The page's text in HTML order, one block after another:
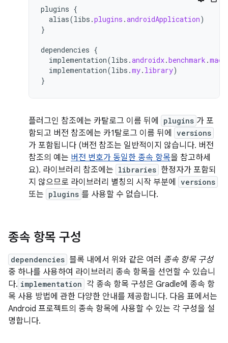
plugins {
alias(libs .plugins .androidApplication)
}
dependencies {
implementation(libs .androidx.benchmark .
implementation(libs .my. library)
}
플러그인 참조에는 카탈로그 이름 뒤에 plugins 가 포
함되고 버전 참조에는 카1탈로그 이름 뒤에
versions
가 포함됩니다 (버전 참조는 일반적이지 않습니다. 버전
참조의 예는 버전 번호가 동일한 종속 항목을 참고하세
요). 라이브러리 참조에는 libraries 한정자가 포함되
지 않으므로 라이브러리 별칭의 시작 부분에
versions
또는 plugins 를 사용할 수 없습니다.
종속 항목 구성
dependencies 블록 내에서 위와 같은 여러 종속 항목 구성
중 하나를 사용하여 라이브러리 종속 항목을 선언할 수 있습니
다. implementation 각 종속 항목 구성은 Gradle에 종속 항
목 사용 방법에 관한 다양한 안내를 제공합니다. 다음 표에서는
Android 프로젝트의 종속 항목에 사용할 수 있는 각 구성을 설
명합니다.